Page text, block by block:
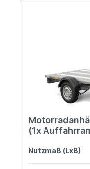
(1x
Nutzmaß (LxB)